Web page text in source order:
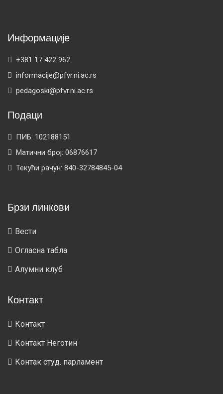
Информације
+381 17 422 962
informacije@pfvr.ni.ac.rs
pedagoski@pfvr.ni.ac.rs
Подаци
ПИБ: 102188151
Матични број: 06876617
Текући рачун: 840-32784845-04
Брзи линкови
Вести
Огласна табла
Алумни клуб
Контакт
Контакт
Контакт Неготин
Контак студ. парламент